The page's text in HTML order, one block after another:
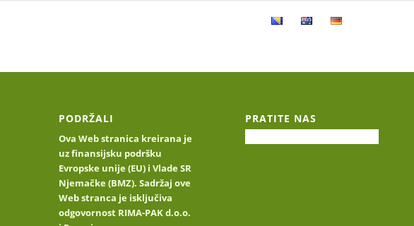
PODRŽALI
Ova Web stranica kreirana je
uz finansijsku podršku
Evropske unije (EU) i Vlade SR
Njemačke (BMZ). Sadržaj ove
Web stranca je isključiva
odgovornost RIMA-PAK d.o.o.
PRATITE NAS